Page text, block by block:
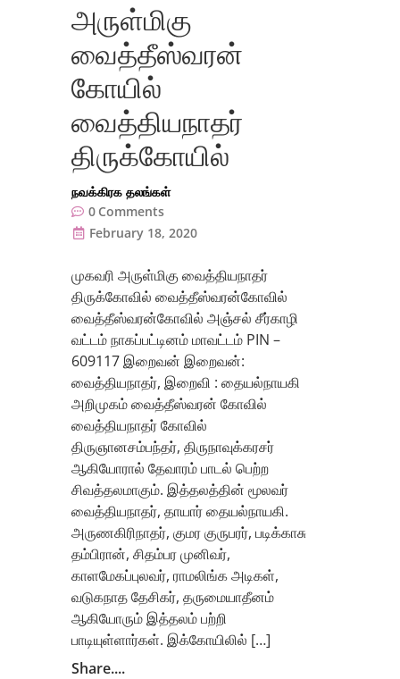
அருள்மிகு
வைத்தீஸ்வரன்
கோயில்
வைத்தியநாதர்
திருக்கோயில்
நவக்கிரக தலங்கள்
0 Comments
February 18, 2020
முகவரி அருள்மிகு வைத்தியநாதர்
திருக்கோவில் வைத்தீஸ்வரன்கோவில்
வைத்தீஸ்வரன்கோவில் அஞ்சல் சீர்காழி
வட்டம் நாகப்பட்டினம் மாவட்டம் PIN –
609117 இறைவன் இறைவன்:
வைத்தியநாதர், இறைவி : தையல்நாயகி
அறிமுகம் வைத்தீஸ்வரன் கோவில்
வைத்தியநாதர் கோவில்
திருஞானசம்பந்தர், திருநாவுக்கரசர்
ஆகியோரால் தேவாரம் பாடல் பெற்ற
சிவத்தலமாகும். இத்தலத்தின் மூலவர்
வைத்தியநாதர், தாயார் தையல்நாயகி.
அருணகிரிநாதர், குமர குருபரர், படிக்காசு
தம்பிரான், சிதம்பர முனிவர்,
காளமேகப்புலவர், ராமலிங்க அடிகள்,
வடுகநாத தேசிகர், தருமையாதீனம்
ஆகியோரும் இத்தலம் பற்றி
பாடியுள்ளார்கள். இக்கோயிலில் […]
Share....